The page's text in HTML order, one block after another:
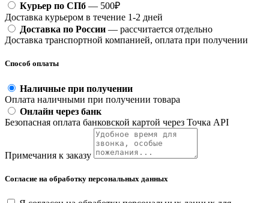
Курьер по СПб — 500₽
Доставка курьером в течение 1-2 дней
Доставка по России — рассчитается отдельно
Доставка транспортной компанией, оплата при получении
Способ оплаты
Наличные при получении
Оплата наличными при получении товара
Онлайн через банк
Безопасная оплата банковской картой через Точка API
Примечания к заказу
Согласие на обработку персональных данных